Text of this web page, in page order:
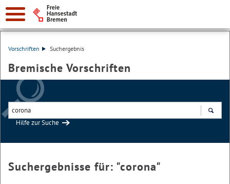
Vorschriften Suchergebnis
Bremische Vorschriften
Hilfe zur Suche
Suchergebnisse für: "corona"